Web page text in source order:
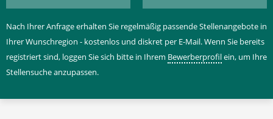
Nach Ihrer Anfrage erhalten Sie regelmäßig passende Stellenangebote in
Ihrer Wunschregion - kostenlos und diskret per E-Mail. Wenn Sie bereits
registriert sind, loggen Sie sich bitte in Ihrem Bewerberprofilein, um Ihre
Stellensuche anzupassen.